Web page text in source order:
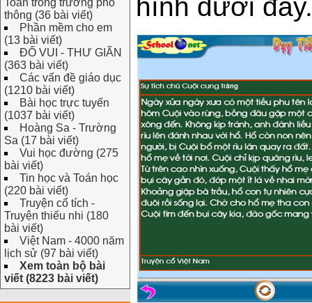
Toán trong trường phổ
thông (36 bài viết)
Phần mềm cho em
(13 bài viết)
ĐỐ VUI - THƯ GIÃN
(363 bài viết)
Các vấn đề giáo dục
(1210 bài viết)
Bài học trực tuyến
(1037 bài viết)
Hoàng Sa - Trường
Sa (17 bài viết)
Vui học đường (275
bài viết)
Tin học và Toán học
(220 bài viết)
Truyện cổ tích -
Truyện thiếu nhi (180
bài viết)
Việt Nam - 4000 năm
lịch sử (97 bài viết)
Xem toàn bộ bài
viết (8223 bài viết)
hình dưới đây.